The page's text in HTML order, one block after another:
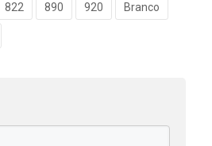
822 890 920 Branco